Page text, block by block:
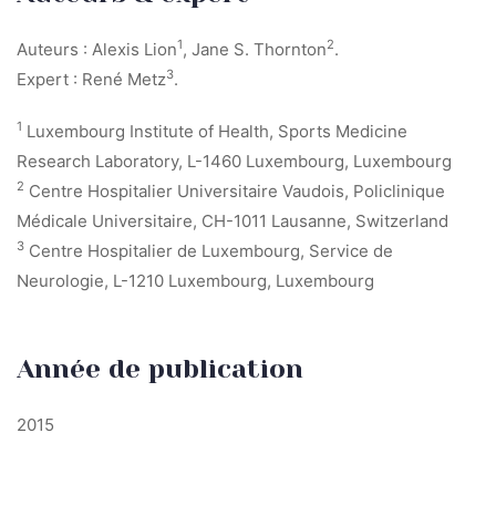
Auteurs : Alexis Lion1, Jane S. Thornton2.
Expert : René Metz3.
1 Luxembourg Institute of Health, Sports Medicine
Research Laboratory, L-1460 Luxembourg, Luxembourg
2 Centre Hospitalier Universitaire Vaudois, Policlinique
Médicale Universitaire, CH-1011 Lausanne, Switzerland
3 Centre Hospitalier de Luxembourg, Service de
Neurologie, L-1210 Luxembourg, Luxembourg
Année de publication
2015